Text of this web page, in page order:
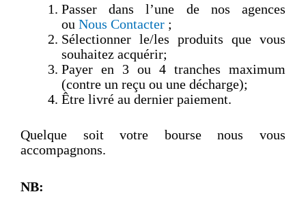
Passer dans l’une de nos agences
ou Nous Contacter ;
Sélectionner le/les produits que vous
souhaitez acquérir;
Payer en 3 ou 4 tranches maximum
(contre un reçu ou une décharge);
Être livré au dernier paiement.
Quelque soit votre bourse nous vous
accompagnons.
NB: